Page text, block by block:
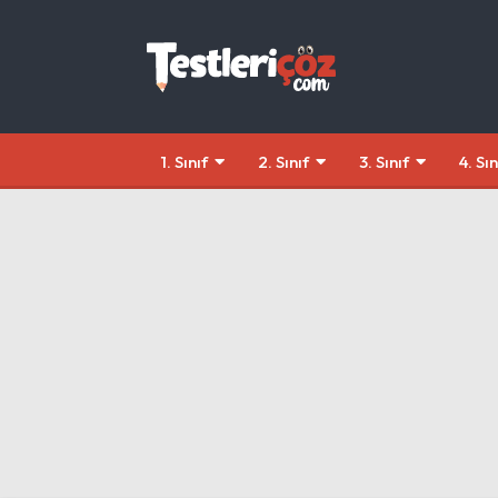
1. Sınıf 2. Sınıf 3. Sınıf 4.